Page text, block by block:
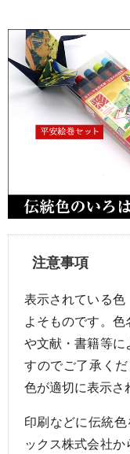
注意事項
表示されている色
よそものです。
や文献・書籍等に
すのでご了承く
色が適切に表示さ
印刷などに伝統
ックス株式会社